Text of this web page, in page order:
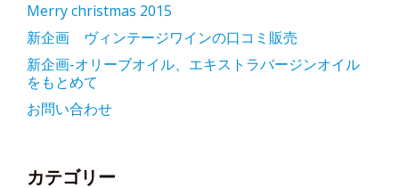
Merry christmas 2015
新企画 ヴィンテージワインの口コミ販売
新企画-オリーブオイル、エキストラバージンオイル
をもとめて
お問い合わせ
カテゴリー